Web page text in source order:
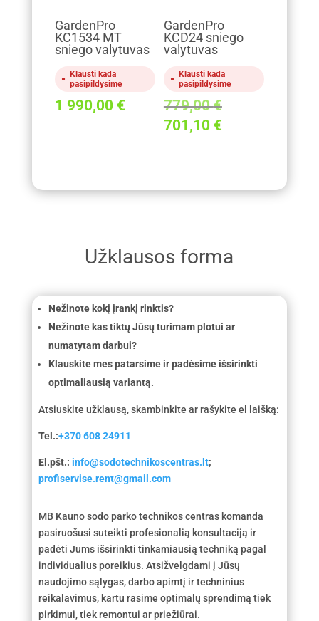
GardenPro
KC1534 MT
sniego valytuvas
Klausti kada
pasipildysime
1 990,00 €
GardenPro
KCD24 sniego
valytuvas
Klausti kada
pasipildysime
779,00€Original
price
701,10 €Current
Užklausos forma
Nežinote kokį įrankį rinktis?
Nežinote kas tiktų Jūsų turimam plotui ar
numatytam darbui?
Klauskite mes patarsime ir padėsime išsirinkti
optimaliausią variantą.
Atsiuskite užklausą, skambinkite ar rašykite el laišką:
Tel.:+370 608 24911
El.pšt.: info@sodotechnikoscentras.lt;
profiservise.rent@gmail.com
MB Kauno sodo parko technikos centras komanda
pasiruošusi suteikti profesionalią konsultaciją ir
padėti Jums išsirinkti tinkamiausią techniką pagal
individualius poreikius. Atsižvelgdami į Jūsų
naudojimo sąlygas, darbo apimtį ir techninius
reikalavimus, kartu rasime optimalų sprendimą tiek
pirkimui, tiek remontui ar priežiūrai.